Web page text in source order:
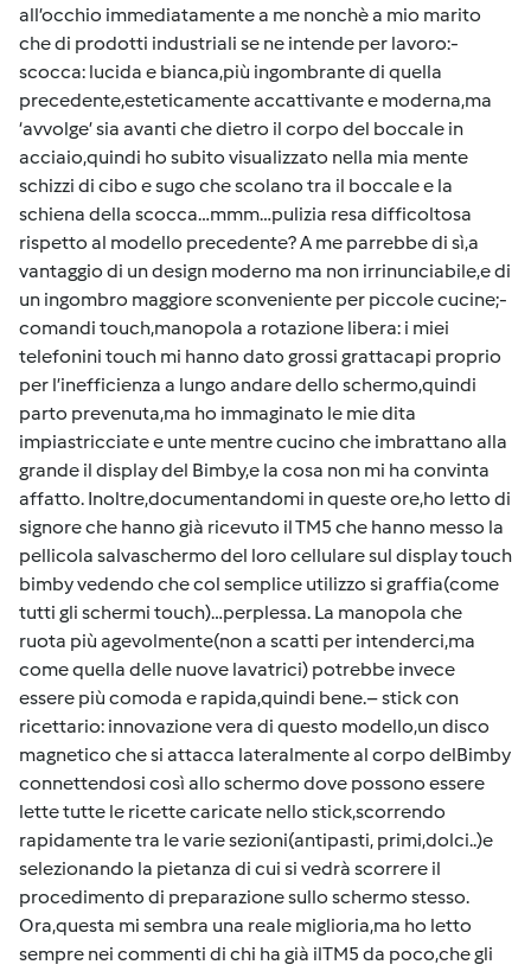
all’occhio immediatamente a me nonchè a mio marito
che di prodotti industriali se ne intende per lavoro:-
scocca: lucida e bianca,più ingombrante di quella
precedente,esteticamente accattivante e moderna,ma
‘avvolge’ sia avanti che dietro il corpo del boccale in
acciaio,quindi ho subito visualizzato nella mia mente
schizzi di cibo e sugo che scolano tra il boccale e la
schiena della scocca…mmm…pulizia resa difficoltosa
rispetto al modello precedente? A me parrebbe di sì,a
vantaggio di un design moderno ma non irrinunciabile,e di
un ingombro maggiore sconveniente per piccole cucine;-
comandi touch,manopola a rotazione libera: i miei
telefonini touch mi hanno dato grossi grattacapi proprio
per l’inefficienza a lungo andare dello schermo,quindi
parto prevenuta,ma ho immaginato le mie dita
impiastricciate e unte mentre cucino che imbrattano alla
grande il display del Bimby,e la cosa non mi ha convinta
affatto. Inoltre,documentandomi in queste ore,ho letto di
signore che hanno già ricevuto il TM5 che hanno messo la
pellicola salvaschermo del loro cellulare sul display touch
bimby vedendo che col semplice utilizzo si graffia(come
tutti gli schermi touch)…perplessa. La manopola che
ruota più agevolmente(non a scatti per intenderci,ma
come quella delle nuove lavatrici) potrebbe invece
essere più comoda e rapida,quindi bene.– stick con
ricettario: innovazione vera di questo modello,un disco
magnetico che si attacca lateralmente al corpo delBimby
connettendosi così allo schermo dove possono essere
lette tutte le ricette caricate nello stick,scorrendo
rapidamente tra le varie sezioni(antipasti, primi,dolci..)e
selezionando la pietanza di cui si vedrà scorrere il
procedimento di preparazione sullo schermo stesso.
Ora,questa mi sembra una reale miglioria,ma ho letto
sempre nei commenti di chi ha già ilTM5 da poco,che gli